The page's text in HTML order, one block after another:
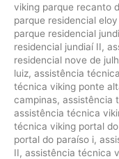
viking parque recanto
parque residencial
parque residencial
residencial jundiaí II,
residencial nove de
luiz, assistência
técnica viking ponte
campinas, assistência
assistência técnica
técnica viking portal
portal do paraíso i,
II, assistência técnica